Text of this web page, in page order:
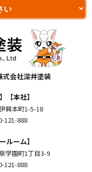
会社深井塗装
【本社】
興本町1-5-18
121-888
ルーム】
学園町1丁目3-9
121-888